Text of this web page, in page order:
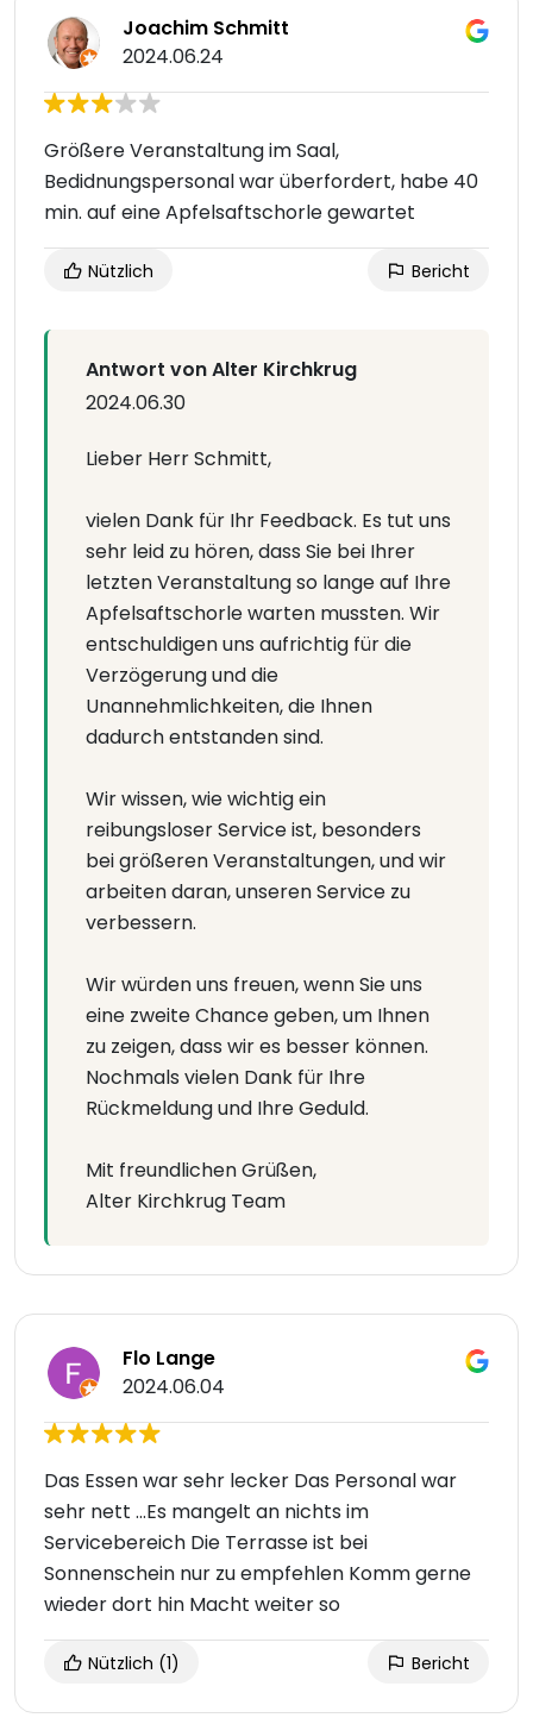
Joachim Schmitt
2024.06.24
Größere Veranstaltung im Saal,
Bedidnungspersonal war überfordert, habe 40
min. auf eine Apfelsaftschorle gewartet
Nützlich Bericht
Antwort von Alter Kirchkrug
2024.06.30
Lieber Herr Schmitt,
vielen Dank für Ihr Feedback. Es tut uns
sehr leid zu hören, dass Sie bei Ihrer
letzten Veranstaltung so lange auf Ihre
Apfelsaftschorle warten mussten. Wir
entschuldigen uns aufrichtig für die
Verzögerung und die
Unannehmlichkeiten, die Ihnen
dadurch entstanden sind.
Wir wissen, wie wichtig ein
reibungsloser Service ist, besonders
bei größeren Veranstaltungen, und wir
arbeiten daran, unseren Service zu
verbessern.
Wir würden uns freuen, wenn Sie uns
eine zweite Chance geben, um Ihnen
zu zeigen, dass wir es besser können.
Nochmals vielen Dank für Ihre
Rückmeldung und Ihre Geduld.
Mit freundlichen Grüßen,
Alter Kirchkrug Team
Flo Lange
2024.06.04
Das Essen war sehr lecker Das Personal war
sehr nett ...Es mangelt an nichts im
Servicebereich Die Terrasse ist bei
Sonnenschein nur zu empfehlen Komm gerne
wieder dort hin Macht weiter so
Nützlich (1) Bericht